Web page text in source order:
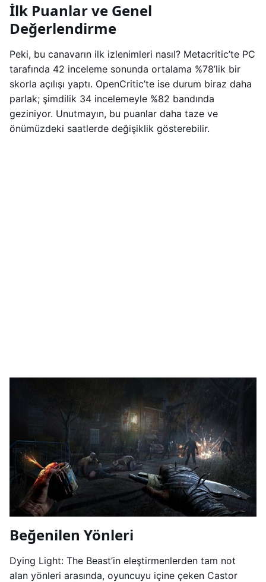
İlk Puanlar ve Genel
Değerlendirme
Peki, bu canavarın ilk izlenimleri nasıl? Metacritic’te PC
tarafında 42 inceleme sonunda ortalama %78’lik bir
skorla açılışı yaptı. OpenCritic’te ise durum biraz daha
parlak; şimdilik 34 incelemeyle %82 bandında
geziniyor. Unutmayın, bu puanlar daha taze ve
önümüzdeki saatlerde değişiklik gösterebilir.
Beğenilen Yönleri
Dying Light: The Beast’in eleştirmenlerden tam not
alan yönleri arasında, oyuncuyu içine çeken Castor